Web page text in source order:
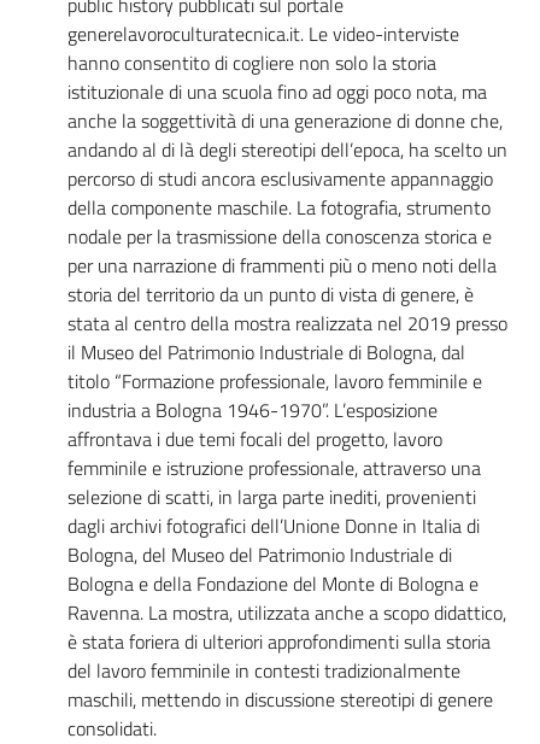
generelavoroculturatecnica.it. Le video-interviste
hanno consentito di cogliere non solo la storia
istituzionale di una scuola fino ad oggi poco nota, ma
anche la soggettività di una generazione di donne che,
andando al di là degli stereotipi dell’epoca, ha scelto un
percorso di studi ancora esclusivamente appannaggio
della componente maschile. La fotografia, strumento
nodale per la trasmissione della conoscenza storica e
per una narrazione di frammenti più o meno noti della
storia del territorio da un punto di vista di genere, è
stata al centro della mostra realizzata nel 2019 presso
il Museo del Patrimonio Industriale di Bologna, dal
titolo “Formazione professionale, lavoro femminile e
industria a Bologna 1946-1970”. L’esposizione
affrontava i due temi focali del progetto, lavoro
femminile e istruzione professionale, attraverso una
selezione di scatti, in larga parte inediti, provenienti
dagli archivi fotografici dell’Unione Donne in Italia di
Bologna, del Museo del Patrimonio Industriale di
Bologna e della Fondazione del Monte di Bologna e
Ravenna. La mostra, utilizzata anche a scopo didattico,
è stata foriera di ulteriori approfondimenti sulla storia
del lavoro femminile in contesti tradizionalmente
maschili, mettendo in discussione stereotipi di genere
consolidati.